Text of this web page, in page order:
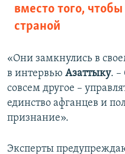
вместо того,
страной
«Они замкнулись в
в интервью Азаттыку. –
совсем другое –
единство афганцев и
признание».
Эксперты